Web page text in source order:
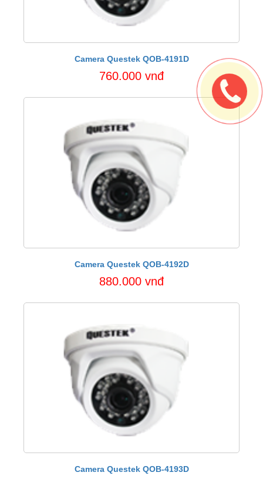
Camera Questek QOB-4191D
760.000 vnđ
Camera Questek QOB-4192D
880.000 vnđ
Camera Questek QOB-4193D